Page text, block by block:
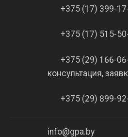
+375 (17) 399-
+375 (17) 515-
+375 (29) 166-
консультация,
+375 (29) 899-
info@gpa.by